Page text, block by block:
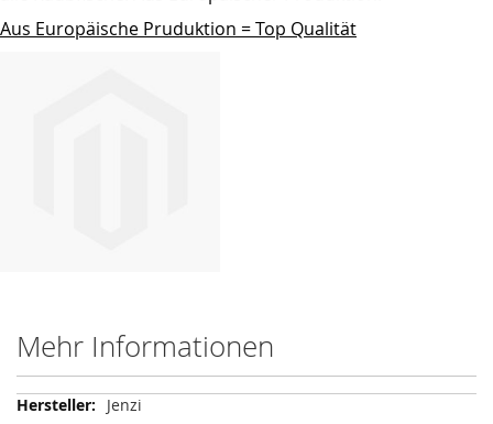
Aus Europäische Pruduktion = Top Qualität
Mehr Informationen
Mehr
Jenzi